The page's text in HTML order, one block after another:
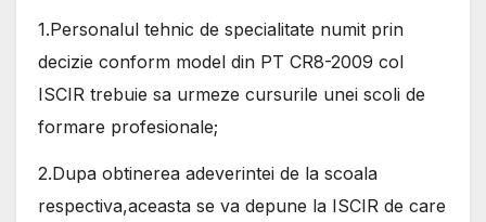
1.Personalul tehnic de specialitate numit prin
decizie conform model din PT CR8-2009 col
ISCIR trebuie sa urmeze cursurile unei scoli de
formare profesionale;
2.Dupa obtinerea adeverintei de la scoala
respectiva,aceasta se va depune la ISCIR de care